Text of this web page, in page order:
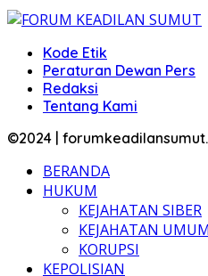
Kode Etik
Peraturan Dewan Pers
Redaksi
Tentang Kami
©2024 |
BERANDA
HUKUM
KEJAHATAN SIBER
KEJAHATAN UMUM
KORUPSI
KEPOLISIAN